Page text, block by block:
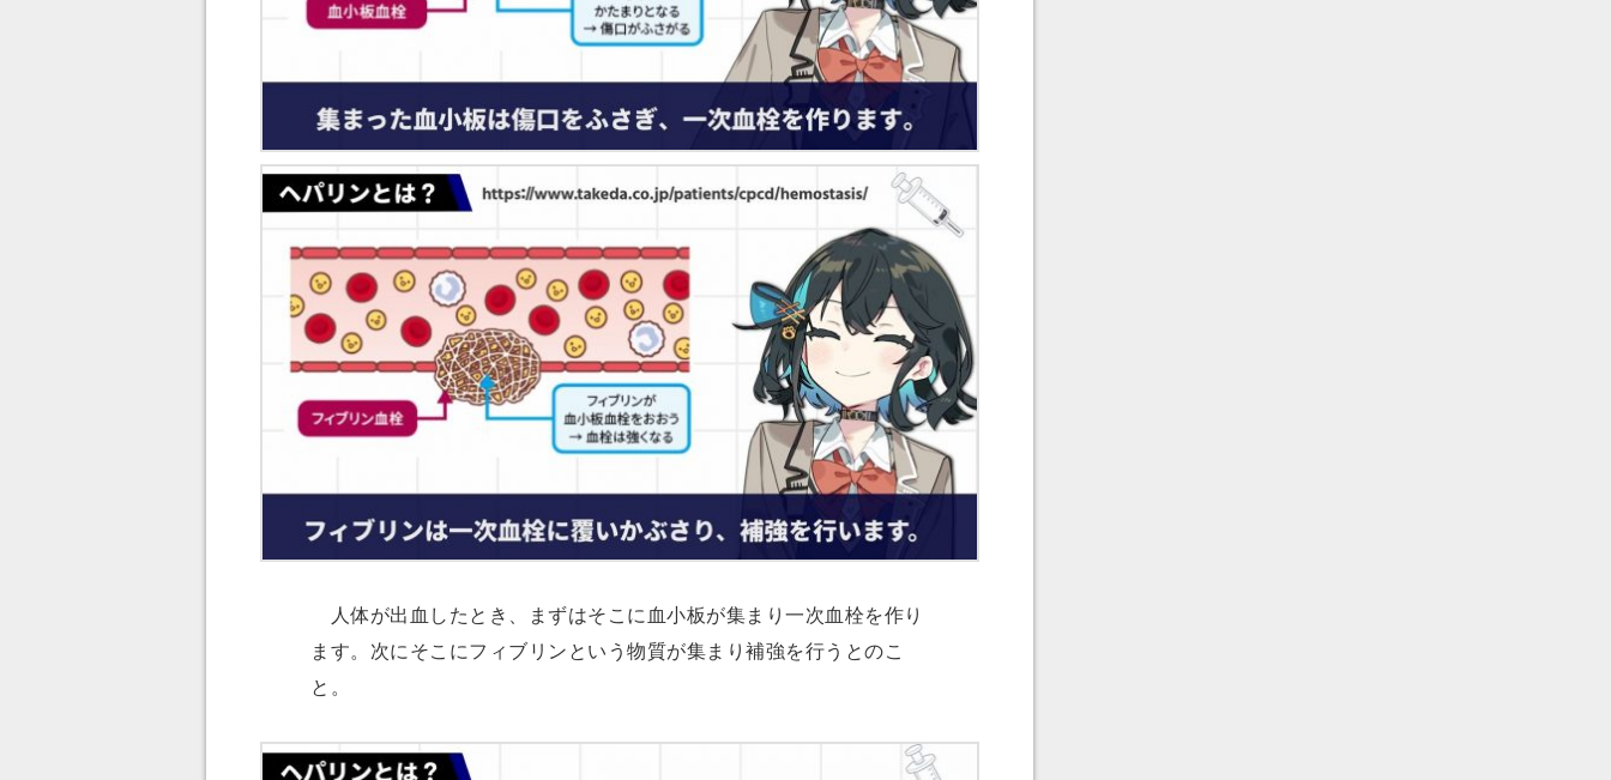
人体が出血したとき、まずはそこに血小板が集まり一次血栓を作り
ます。次にそこにフィブリンという物質が集まり補強を行うとのこ
と。